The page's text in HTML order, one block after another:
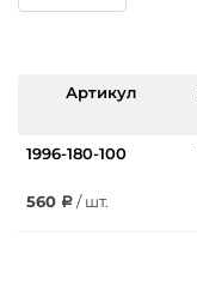
Артикул
1996-180-100
560 / шт.